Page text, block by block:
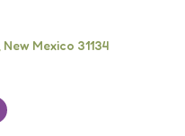
Mexico 31134